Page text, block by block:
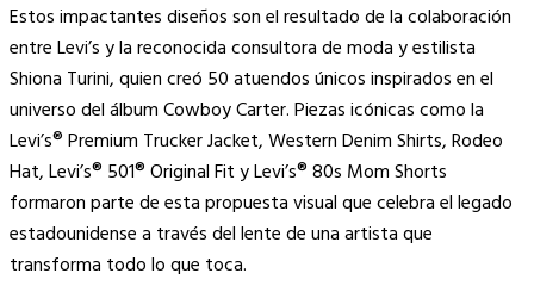
Estos impactantes diseños son el resultado de la colaboración
entre Levi’s y la reconocida consultora de moda y estilista
Shiona Turini, quien creó 50 atuendos únicos inspirados en el
universo del álbum Cowboy Carter. Piezas icónicas como la
Levi’s® Premium Trucker Jacket, Western Denim Shirts, Rodeo
Hat, Levi’s® 501® Original Fit y Levi’s® 80s Mom Shorts
formaron parte de esta propuesta visual que celebra el legado
estadounidense a través del lente de una artista que
transforma todo lo que toca.